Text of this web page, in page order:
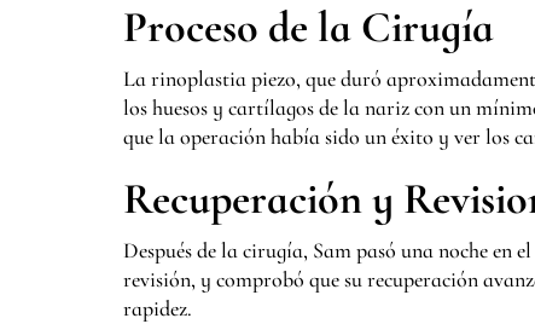
Proceso de la Cirugía
La rinoplastia piezo, que duró
los huesos y cartílagos de la nariz con un
que la operación había sido un éxito y ver los
Recuperación y
Después de la cirugía, Sam pasó una noche
revisión, y comprobó que su recuperación
rapidez.